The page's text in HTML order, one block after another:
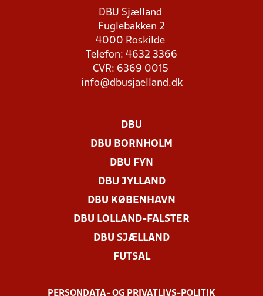
DBU Sjælland
Fuglebakken 2
4000 Roskilde
Telefon: 4632 3366
CVR: 6369 0015
info@dbusjaelland.dk
DBU
DBU BORNHOLM
DBU FYN
DBU JYLLAND
DBU KØBENHAVN
DBU LOLLAND-FALSTER
DBU SJÆLLAND
FUTSAL
PERSONDATA- OG PRIVATLIVS-POLITIK